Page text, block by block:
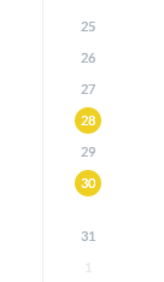
25
26
27
28
29
30
31
1